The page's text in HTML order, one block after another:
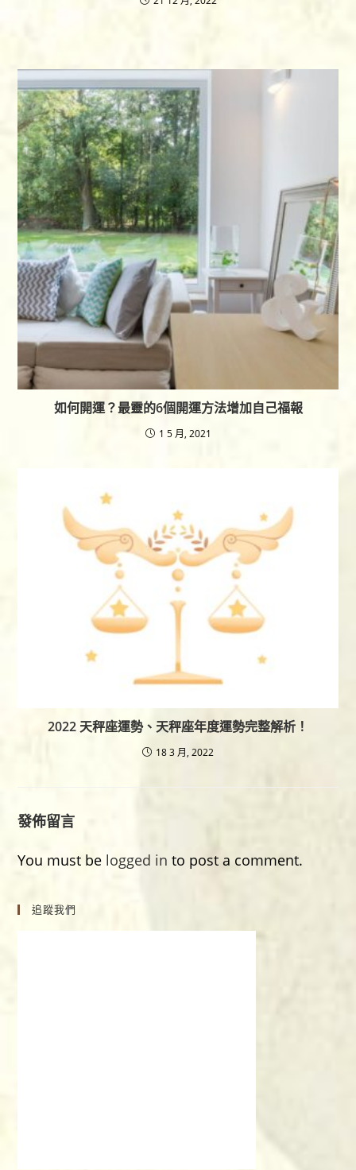
如何開運？最靈的6個開運方法增加自己福報
1 5 月, 2021
2022 天秤座運勢、天秤座年度運勢完整解析！
18 3 月, 2022
發佈留言
You must be logged in to post a comment.
追蹤我們